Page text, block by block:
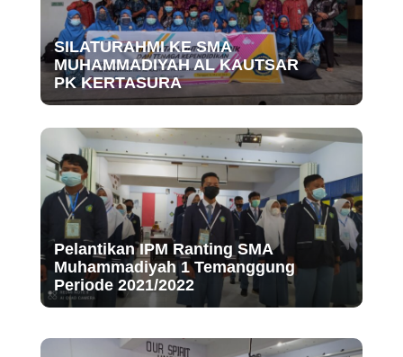
SILATURAHMI KE SMA
MUHAMMADIYAH AL KAUTSAR
PK KERTASURA
Pelantikan IPM Ranting SMA
Muhammadiyah 1 Temanggung
Periode 2021/2022